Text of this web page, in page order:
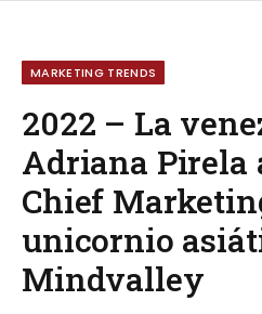
MARKETING TRENDS
2022 – La
Adriana Pirela
Chief
unicornio
Mindvalley